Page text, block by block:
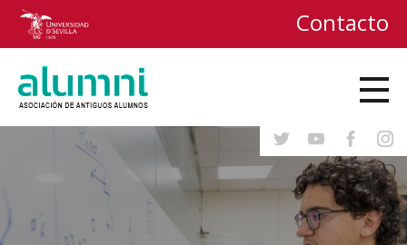
Contacto